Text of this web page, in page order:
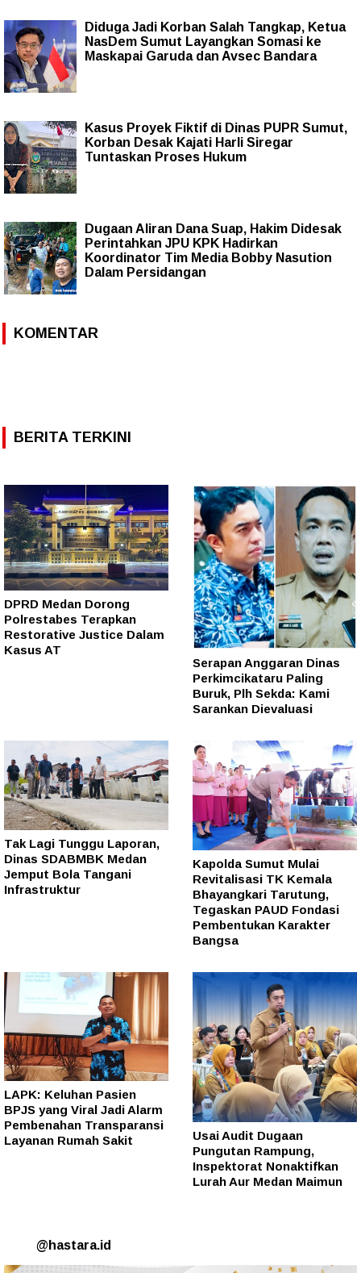
Diduga Jadi Korban Salah Tangkap, Ketua
NasDem Sumut Layangkan Somasi ke
Maskapai Garuda dan Avsec Bandara
Kasus Proyek Fiktif di Dinas PUPR Sumut,
Korban Desak Kajati Harli Siregar
Tuntaskan Proses Hukum
Dugaan Aliran Dana Suap, Hakim Didesak
Perintahkan JPU KPK Hadirkan
Koordinator Tim Media Bobby Nasution
Dalam Persidangan
KOMENTAR
BERITA TERKINI
DPRD Medan Dorong
Polrestabes Terapkan
Restorative Justice Dalam
Kasus AT
Serapan Anggaran Dinas
Perkimcikataru Paling
Buruk, Plh Sekda: Kami
Sarankan Dievaluasi
Tak Lagi Tunggu Laporan,
Dinas SDABMBK Medan
Jemput Bola Tangani
Infrastruktur
Kapolda Sumut Mulai
Revitalisasi TK Kemala
Bhayangkari Tarutung,
Tegaskan PAUD Fondasi
Pembentukan Karakter
Bangsa
LAPK: Keluhan Pasien
BPJS yang Viral Jadi Alarm
Pembenahan Transparansi
Layanan Rumah Sakit
Usai Audit Dugaan
Pungutan Rampung,
Inspektorat Nonaktifkan
Lurah Aur Medan Maimun
@hastara.id